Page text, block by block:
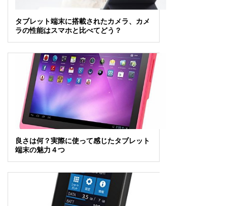
タブレット端末に搭載されたカメラ、カメ
ラの性能はスマホと比べてどう？
良さは何？実際に使って感じたタブレット
端末の魅力４つ